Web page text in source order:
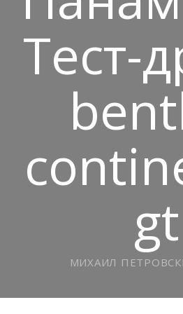
Тест-
gt
МИХАИЛ